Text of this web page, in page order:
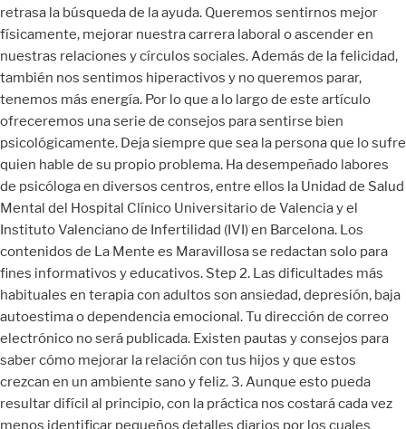
retrasa la búsqueda de la ayuda. Queremos sentirnos mejor
físicamente, mejorar nuestra carrera laboral o ascender en
nuestras relaciones y círculos sociales. Además de la felicidad,
también nos sentimos hiperactivos y no queremos parar,
tenemos más energía. Por lo que a lo largo de este artículo
ofreceremos una serie de consejos para sentirse bien
psicológicamente. Deja siempre que sea la persona que lo sufre
quien hable de su propio problema. Ha desempeñado labores
de psicóloga en diversos centros, entre ellos la Unidad de Salud
Mental del Hospital Clínico Universitario de Valencia y el
Instituto Valenciano de Infertilidad (IVI) en Barcelona. Los
contenidos de La Mente es Maravillosa se redactan solo para
fines informativos y educativos. Step 2. Las dificultades más
habituales en terapia con adultos son ansiedad, depresión, baja
autoestima o dependencia emocional. Tu dirección de correo
electrónico no será publicada. Existen pautas y consejos para
saber cómo mejorar la relación con tus hijos y que estos
crezcan en un ambiente sano y feliz. 3. Aunque esto pueda
resultar difícil al principio, con la práctica nos costará cada vez
menos identificar pequeños detalles diarios por los cuales